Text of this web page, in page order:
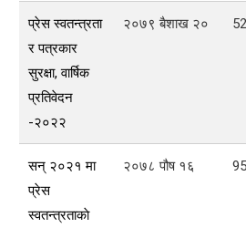
प्रेस स्वतन्त्रता
र पत्रकार
सुरक्षा, वार्षिक
प्रतिवेदन
-२०२२
२०७९ बैशाख २०
सन् २०२१ मा
प्रेस
स्वतन्त्रताकाे
२०७८ पौष १६